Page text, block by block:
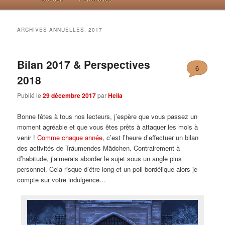
ARCHIVES ANNUELLES:2017
Bilan 2017 & Perspectives
2018
Publié le29 décembre 2017parHelia
6
Bonne fêtes à tous nos lecteurs, j’espère que vous passez un
moment agréable et que vous êtes prêts à attaquer les mois à
venir !Comme chaque année, c’est l’heure d’effectuer un bilan
des activités de Träumendes Mädchen. Contrairement à
d’habitude, j’aimerais aborder le sujet sous un angle plus
personnel. Cela risque d’être long et un poil bordélique alors je
compte sur votre indulgence…